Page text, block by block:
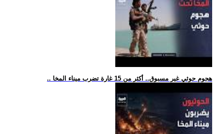
.. هجوم حوثي غير مسبوق.. أكثر من 15 غارة تضرب ميناء المخا